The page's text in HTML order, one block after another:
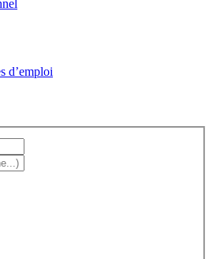
d’emploi